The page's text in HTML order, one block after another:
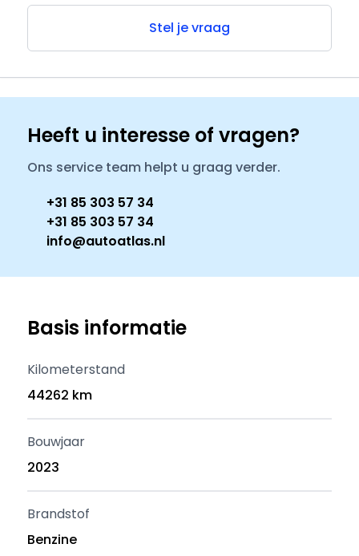
Stel je vraag
Heeft u interesse of vragen?
Ons service team helpt u graag verder.
+31 85 303 57 34
+31 85 303 57 34
info@autoatlas.nl
Basis informatie
Kilometerstand
44262 km
Bouwjaar
2023
Brandstof
Benzine